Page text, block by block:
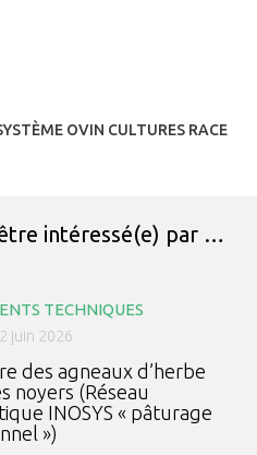
OVIN CULTURES RACE
intéressé(e) par …
TECHNIQUES
juin 2026
des agneaux d’herbe
noyers (Réseau
INOSYS « pâturage
»)